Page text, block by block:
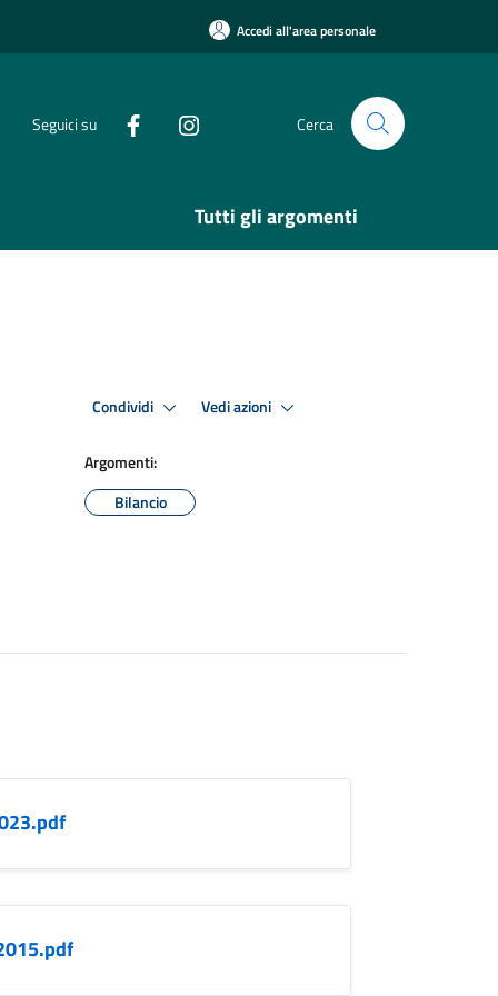
Accedi all'area personale
Seguici su Cerca
Tutti gli argomenti
Condividi Vedi azioni
Argomenti:
Bilancio